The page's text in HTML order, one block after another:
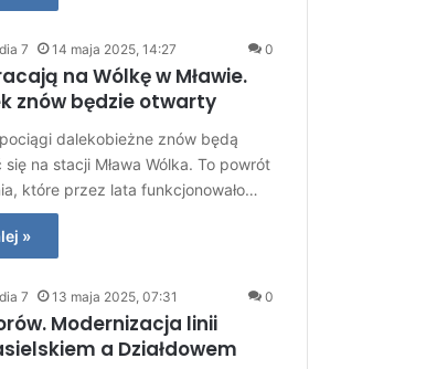
7 14 maja 2025, 14:27 0
na Wólkę w Mławie.
znów będzie otwarty
dalekobieżne znów będą
na stacji Mława Wólka. To powrót
które przez lata funkcjonowało…
»
7 13 maja 2025, 07:31 0
Modernizacja linii
a Działdowem